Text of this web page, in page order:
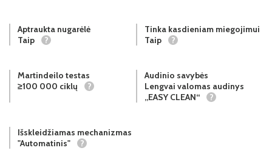
Aptraukta nugarėlė
Taip
?
Tinka kasdieniam miegojimui
Taip
?
Martindeilo testas
≥100 000 ciklų
?
Audinio savybės
Lengvai valomas audinys
„EASY CLEAN“
?
Išskleidžiamas mechanizmas
"Automatinis"
?